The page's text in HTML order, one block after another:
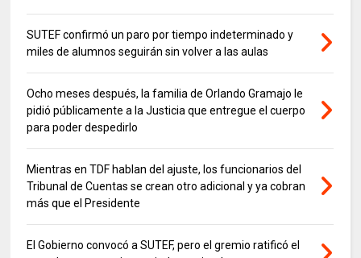
SUTEF confirmó un paro por tiempo indeterminado y
miles de alumnos seguirán sin volver a las aulas
Ocho meses después, la familia de Orlando Gramajo le
pidió públicamente a la Justicia que entregue el cuerpo
para poder despedirlo
Mientras en TDF hablan del ajuste, los funcionarios del
Tribunal de Cuentas se crean otro adicional y ya cobran
más que el Presidente
El Gobierno convocó a SUTEF, pero el gremio ratificó el